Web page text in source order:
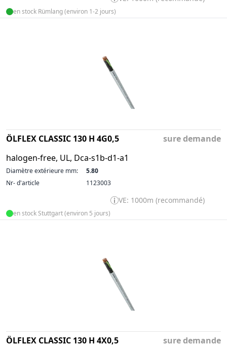
en stock Rümlang (environ 1-2 jours)
ÖLFLEX CLASSIC 130 H 4G0,5
halogen-free, UL, Dca-s1b-d1-a1
sure demande
Diamètre extérieure mm:
5.80
Nr- d'article
1123003
VE: 1000m (recommandé)
en stock Stuttgart (environ 5 jours)
ÖLFLEX CLASSIC 130 H 4X0,5
sure demande